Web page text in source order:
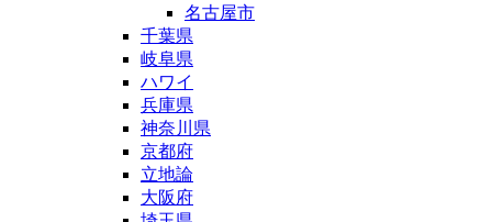
名古屋市
千葉県
岐阜県
ハワイ
兵庫県
神奈川県
京都府
立地論
大阪府